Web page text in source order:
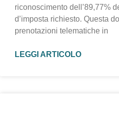
riconoscimento dell’89,77%
d’imposta richiesto. Questa
prenotazioni telematiche in
LEGGI ARTICOLO